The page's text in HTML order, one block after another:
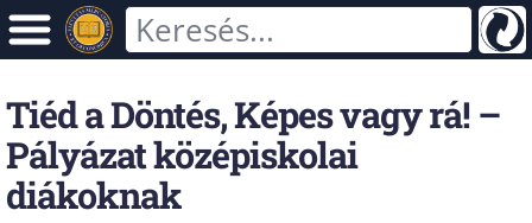
Tiéd a Döntés, Képes vagy rá! –
Pályázat középiskolai
diákoknak